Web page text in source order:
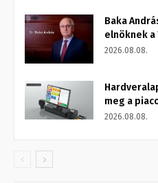
Baka
elnöknek
2026.08.08.
meg a
2026.08.08.